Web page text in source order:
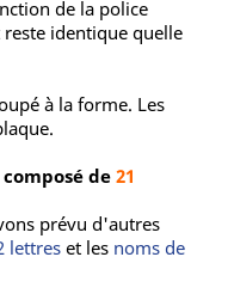
de la police
identique quelle
à la forme. Les
de 21
prévu d'autres
lettres et les noms de